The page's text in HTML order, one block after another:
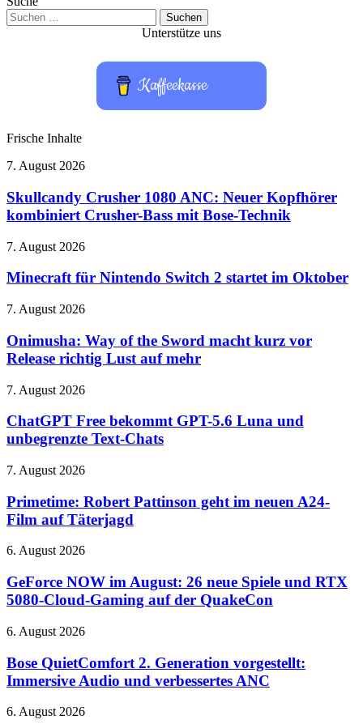
Suchen
nach:
Unterstütze uns
Kaffeekasse
Frische Inhalte
Skullcandy
1080
ANC:
Neuer
kombiniert
Bass
Bose-
7. August 2026
Skullcandy Crusher 1080 ANC: Neuer Kopfhörer
kombiniert Crusher-Bass mit Bose-Technik
Minecraft
Nintendo
2
startet
im
Oktober
7. August 2026
Minecraft für Nintendo Switch 2 startet im Oktober
Onimusha:
of
the
Sword
kurz
Release
richtig
auf
7. August 2026
Onimusha: Way of the Sword macht kurz vor
Release richtig Lust auf mehr
ChatGPT
bekommt
GPT-
5.6
und
Text-
Chats
7. August 2026
ChatGPT Free bekommt GPT-5.6 Luna und
unbegrenzte Text-Chats
Primetime:
Pattinson
geht
im
A24-
auf
Täterjagd
7. August 2026
Primetime: Robert Pattinson geht im neuen A24-
Film auf Täterjagd
GeForce
im
August:
26
Spiele
RTX
5080-
Gaming
6. August 2026
GeForce NOW im August: 26 neue Spiele und RTX
5080-Cloud-Gaming auf der QuakeCon
Bose
2.
Generation
vorgestellt:
Audio
6. August 2026
Bose QuietComfort 2. Generation vorgestellt:
Immersive Audio und verbessertes ANC
Erster
6. August 2026